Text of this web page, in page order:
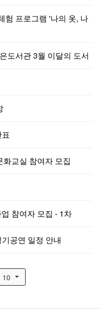
험 프로그램 '나의 옷, 나
도서관 3월 이달의 도서
교실 참여자 모집
참여자 모집 - 1차
공연 일정 안내
10